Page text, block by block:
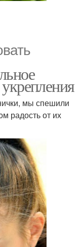
мы спешили
радость от их